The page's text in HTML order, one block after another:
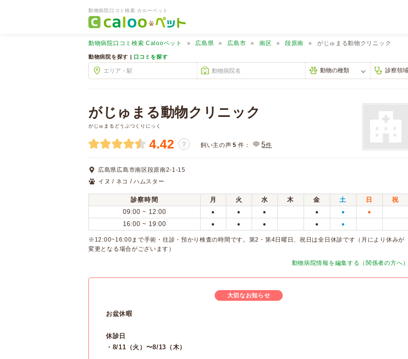
動物病院口コミ検索 カルーペット
動物病院口コミ検索 Calooペット 広島県 広島市 南区 段原南 がじゅまる動物クリニック
動物病院を探す | 口コミを探す
がじゅまる動物クリニック
がじゅまるどうぶつくりにっく
4.42 ？ 飼い主の声 5 件： 5件
広島県広島市南区段原南2-1-15
イヌ / ネコ / ハムスター
診察時間 月 火 水 木 金 土 日
祝
09:00 ~ 12:00
● ● ● ● ● ●
16:00 ~ 19:00 ● ● ● ● ●
※12:00~16:00まで手術・往診・預かり検査の時間です。第2・第4日曜日、祝日は全日休診です（月により休みが
変更となる場合がございます）
動物病院情報を編集する（関係者の方へ）
大切なお知らせ
お盆休暇
休診日
・8/11（火）〜8/13（木）